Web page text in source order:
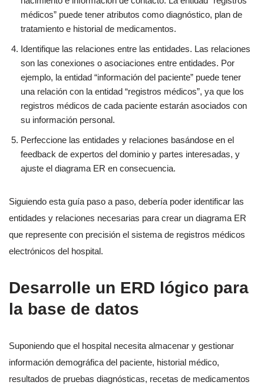
médicos” puede tener atributos como diagnóstico, plan de
tratamiento e historial de medicamentos.
Identifique las relaciones entre las entidades. Las relaciones
son las conexiones o asociaciones entre entidades. Por
ejemplo, la entidad “información del paciente” puede tener
una relación con la entidad “registros médicos”, ya que los
registros médicos de cada paciente estarán asociados con
su información personal.
Perfeccione las entidades y relaciones basándose en el
feedback de expertos del dominio y partes interesadas, y
ajuste el diagrama ER en consecuencia.
Siguiendo esta guía paso a paso, debería poder identificar las
entidades y relaciones necesarias para crear un diagrama ER
que represente con precisión el sistema de registros médicos
electrónicos del hospital.
Desarrolle un ERD lógico para
la base de datos
Suponiendo que el hospital necesita almacenar y gestionar
información demográfica del paciente, historial médico,
resultados de pruebas diagnósticas, recetas de medicamentos